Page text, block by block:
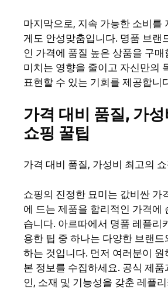
마지막으로, 지속 가능한 소비를
게도 안성맞춤입니다. 명품 브랜
인 가격에 품질 높은 상품을 구매
미치는 영향을 줄이고 자신만의
표현할 수 있는 기회를 제공합니
가격 대비 품질, 가
쇼핑 꿀팁
가격 대비 품질, 가성비 최고의
쇼핑의 진정한 묘미는 값비싼 가
에 드는 제품을 합리적인 가격에
습니다. 아르따에서 명품 레플리
용한 팁 중 하나는 다양한 브랜드
하는 것입니다. 먼저 여러분이 원
본 정보를 수집하세요. 공식 제품
인, 소재 및 기능성을 갖춘 레플